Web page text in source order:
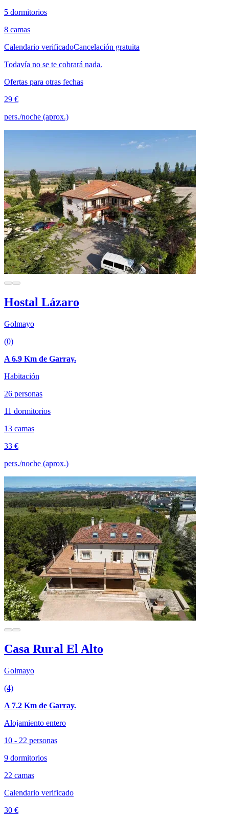
5 dormitorios
8 camas
Calendario verificadoCancelación gratuita
Todavía no se te cobrará nada.
Ofertas para otras fechas
29 €
pers./noche (aprox.)
Hostal Lázaro
Golmayo
(0)
A 6.9 Km de Garray.
Habitación
26 personas
11 dormitorios
13 camas
33 €
pers./noche (aprox.)
Casa Rural El Alto
Golmayo
(4)
A 7.2 Km de Garray.
Alojamiento entero
10 - 22 personas
9 dormitorios
22 camas
Calendario verificado
30 €